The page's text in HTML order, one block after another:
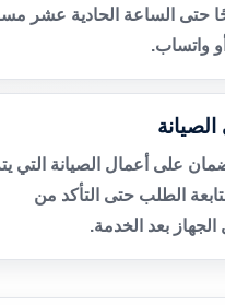
حتى الساعة الحادية عشر
واتساب.
على أعمال الصيانة التي
الطلب حتى التأكد من
بعد الخدمة.